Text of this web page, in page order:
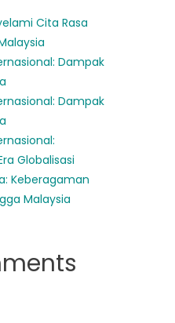
Cita Rasa
Dampak
Dampak
Globalisasi
Keberagaman
Malaysia